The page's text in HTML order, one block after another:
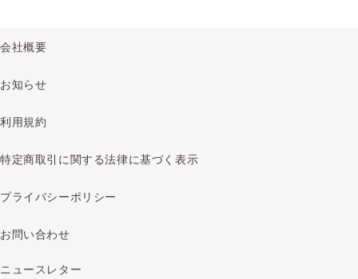
会社概要
お知らせ
利用規約
特定商取引に関する法律に基づく表示
プライバシーポリシー
お問い合わせ
ニュースレター